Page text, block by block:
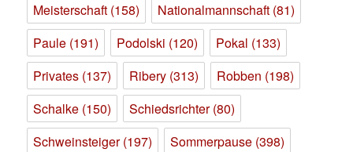
Meisterschaft (158) Nationalmannschaft (81)
Paule (191) Podolski (120) Pokal (133)
Privates (137) Ribery (313) Robben (198)
Schalke (150) Schiedsrichter(80)
Schweinsteiger(197) Sommerpause (398)